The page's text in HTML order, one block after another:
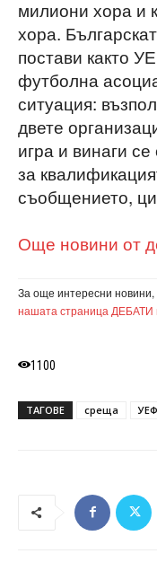
милиони хора и
хора.
постави както
футболна
ситуация:
двете
игра и винаги
за
съобщението,
Още новини от
За още интересни
нашата страница ДЕБАТИ
1100
ТАГОВЕ среща